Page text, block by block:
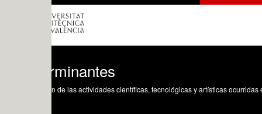
de las actividades científicas, tecnológicas y artísticas ocurridas en los tres